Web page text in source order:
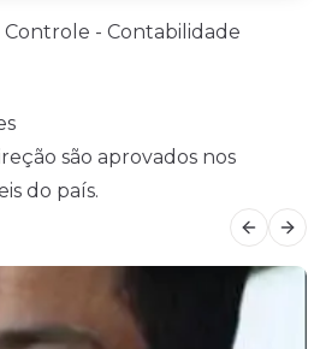
- Contabilidade
são aprovados nos
do país.